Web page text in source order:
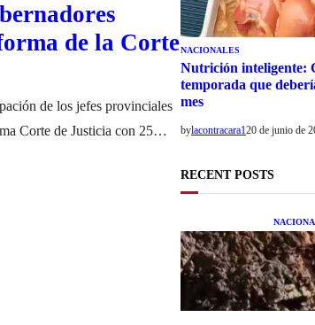
de la Corte
de los jefes provinciales
Corte de Justicia con 25
unas semanas por distintos
NACIONALES
Nutrición inteligente:
temporada que
mes
bylacontracara120 de junio de
RECENT POSTS
Una
con
cuerpo